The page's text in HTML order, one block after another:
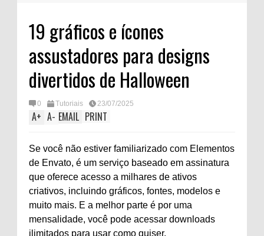
19 gráficos e ícones
assustadores para designs
divertidos de Halloween
0 Tutoriais 23/07/2025
A+ A- EMAIL PRINT
Se você não estiver familiarizado com Elementos
de Envato, é um serviço baseado em assinatura
que oferece acesso a milhares de ativos
criativos, incluindo gráficos, fontes, modelos e
muito mais. E a melhor parte é por uma
mensalidade, você pode acessar downloads
ilimitados para usar como quiser.